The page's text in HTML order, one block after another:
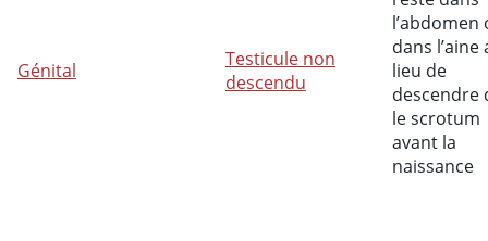
Génital
Testicule non
descendu
l’abdomen
dans l’aine
lieu de
descendre
le scrotum
avant la
naissance